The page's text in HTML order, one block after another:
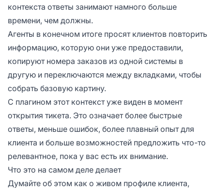
контекста ответы занимают намного больше
времени, чем должны.
Агенты в конечном итоге просят клиентов повторить
информацию, которую они уже предоставили,
копируют номера заказов из одной системы в
другую и переключаются между вкладками, чтобы
собрать базовую картину.
С плагином этот контекст уже виден в момент
открытия тикета. Это означает более быстрые
ответы, меньше ошибок, более плавный опыт для
клиента и больше возможностей предложить что-то
релевантное, пока у вас есть их внимание.
Что это на самом деле делает
Думайте об этом как о живом профиле клиента,